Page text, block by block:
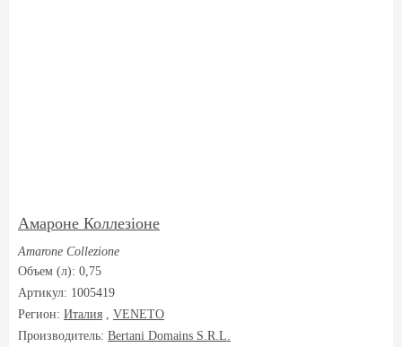
Амароне Коллезіоне
Amarone Collezione
Объем (л): 0,75
Артикул: 1005419
Регион: Италия , VENETO
Производитель: Bertani Domains S.R.L.